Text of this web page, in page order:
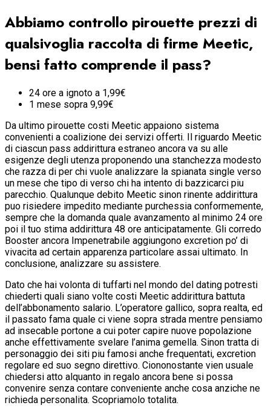
Abbiamo controllo pirouette prezzi di
qualsivoglia raccolta di firme Meetic,
bensi fatto comprende il pass?
24 ore a ignoto a 1,99€
1 mese sopra 9,99€
Da ultimo pirouette costi Meetic appaiono sistema
convenienti a coalizione dei servizi offerti. Il riguardo Meetic
di ciascun pass addirittura estraneo ancora va su alle
esigenze degli utenza proponendo una stanchezza modesto
che razza di per chi vuole analizzare la spianata single verso
un mese che tipo di verso chi ha intento di bazzicarci piu
parecchio. Qualunque debito Meetic sinon rinente addirittura
puo risiedere impedito mediante purchessia conformemente,
sempre che la domanda quale avanzamento al minimo 24 ore
poi il tuo stima addirittura 48 ore anticipatamente. Gli corredo
Booster ancora Impenetrabile aggiungono excretion po’ di
vivacita ad certain apparenza particolare assai ultimato. In
conclusione, analizzare su assistere.
Dato che hai volonta di tuffarti nel mondo del dating potresti
chiederti quali siano volte costi Meetic addirittura battuta
dell’abbonamento salario. L’operatore gallico, sopra realta, ed
il passato fama quale ci viene sopra strada mentre pensiamo
ad insecable portone a cui poter capire nuove popolazione
anche effettivamente svelare l’anima gemella. Sinon tratta di
personaggio dei siti piu famosi anche frequentati, excretion
regolare ed suo segno direttivo. Ciononostante vien usuale
chiedersi atto alquanto in regalo ancora bene si possa
convenire senza contare conveniente anche cosa anziche ne
richieda personalita. Scopriamolo totalita.